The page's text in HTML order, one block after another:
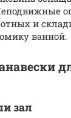
и
ванной.
зал